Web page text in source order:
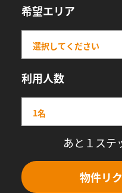
希望エリア
利用人数
あと１ステ
物件リ